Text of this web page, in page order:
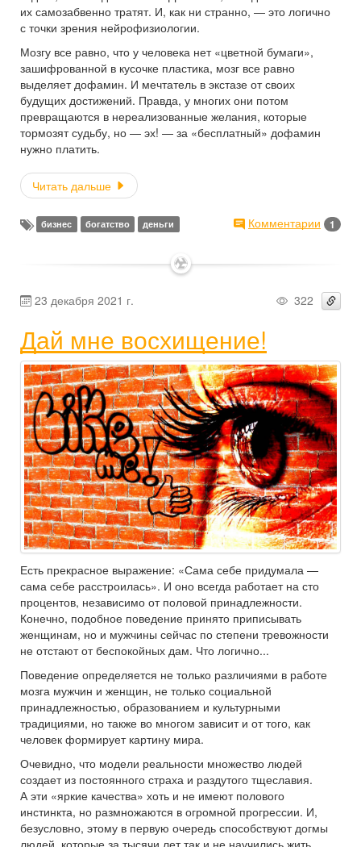
их самозабвенно тратят. И, как ни странно, — это логично
с точки зрения нейрофизиологии.
Мозгу все равно, что у человека нет «цветной бумаги»,
зашифрованной в кусочке пластика, мозг все равно
выделяет дофамин. И мечтатель в экстазе от своих
будущих достижений. Правда, у многих они потом
превращаются в нереализованные желания, которые
тормозят судьбу, но — эх! — за «бесплатный» дофамин
нужно платить.
Читать дальше
бизнес богатство деньги Комментарии 1
✶
23 декабря 2021 г. 322
Дай мне восхищение!
Есть прекрасное выражение: «Сама себе придумала —
сама себе расстроилась». И оно всегда работает на сто
процентов, независимо от половой принадлежности.
Конечно, подобное поведение принято приписывать
женщинам, но и мужчины сейчас по степени тревожности
не отстают от беспокойных дам. Что логично...
Поведение определяется не только различиями в работе
мозга мужчин и женщин, не только социальной
принадлежностью, образованием и культурными
традициями, но также во многом зависит и от того, как
человек формирует картину мира.
Очевидно, что модели реальности множество людей
создает из постоянного страха и раздутого тщеславия.
А эти «яркие качества» хоть и не имеют полового
инстинкта, но размножаются в огромной прогрессии. И,
безусловно, этому в первую очередь способствуют догмы